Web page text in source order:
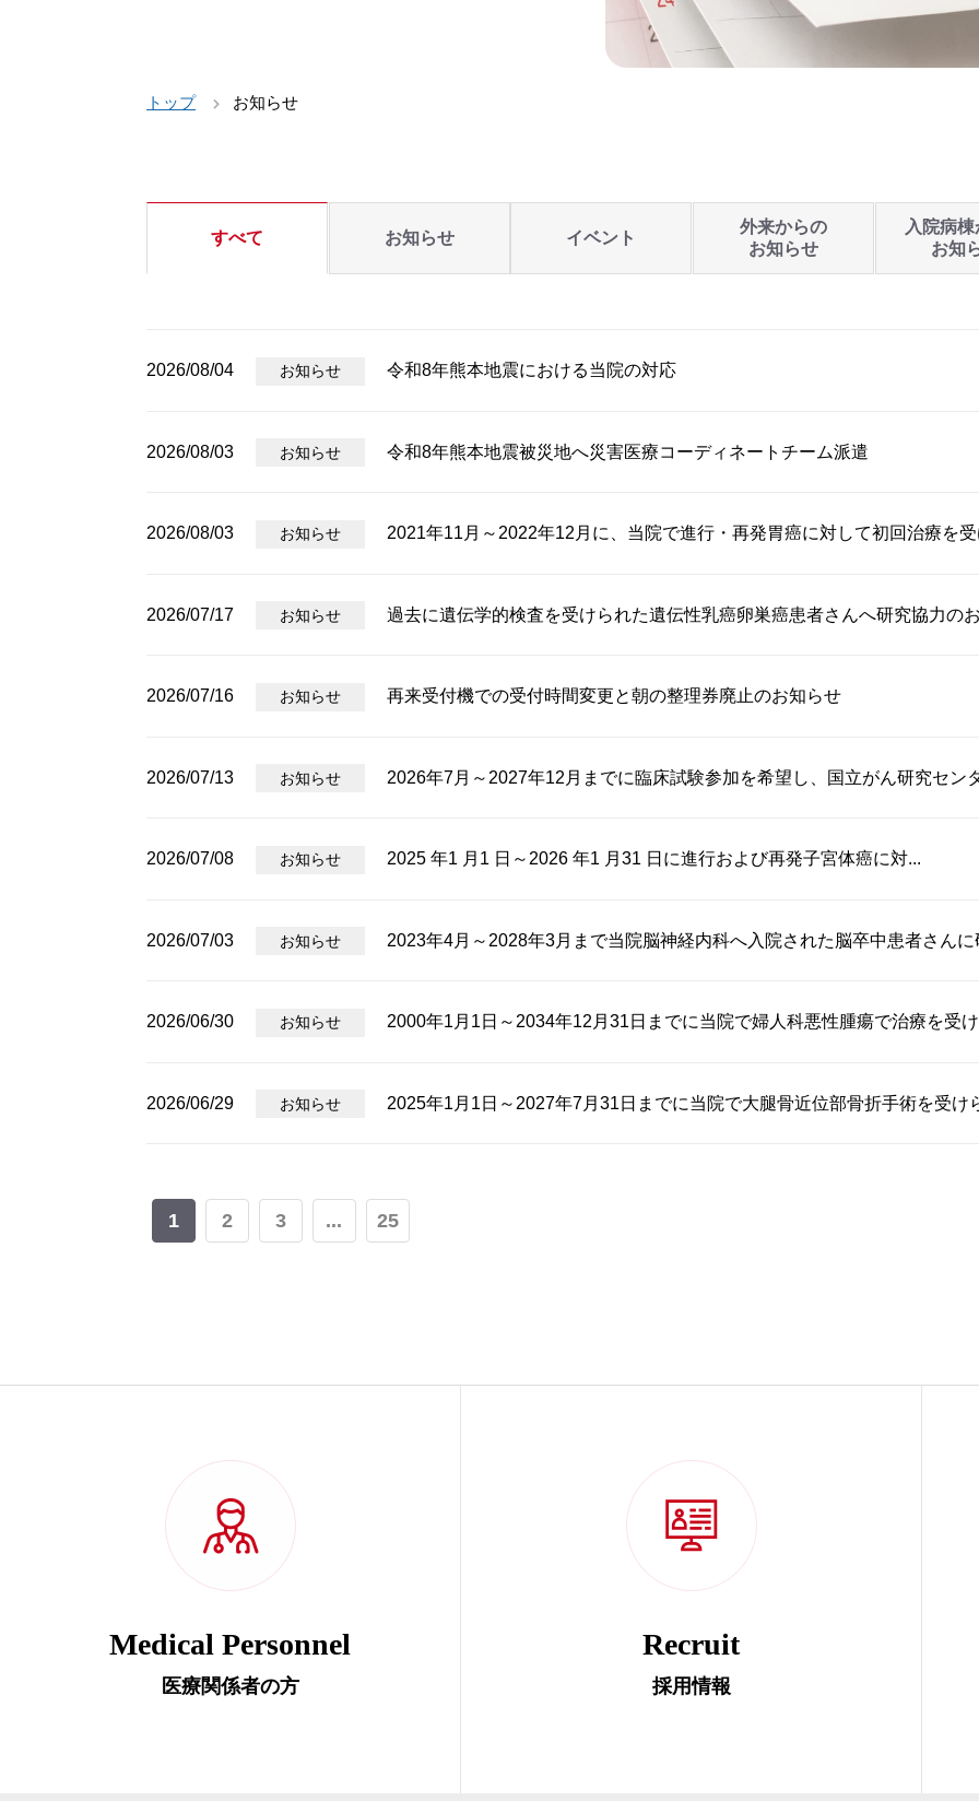
トップ お知らせ
すべて お知らせ イベント
外来からの
お知らせ
入院病
お知
2026/08/04 お知らせ 令和8年熊本地震における当院の対応
2026/08/03 お知らせ 令和8年熊本地震被災地へ災害医療コーディネートチーム派遣
2026/08/03 お知らせ 2021年11月～2022年12月に、当院で進行・再発胃癌に対して初回治療を受
2026/07/17 お知らせ 過去に遺伝学的検査を受けられた遺伝性乳癌卵巣癌患者さんへ研究協力の
2026/07/16 お知らせ 再来受付機での受付時間変更と朝の整理券廃止のお知らせ
2026/07/13 お知らせ 2026年7月～2027年12月までに臨床試験参加を希望し、国立がん研究セン
2026/07/08 お知らせ 2025 年1 月1 日～2026 年1 月31 日に進行および再発子宮体癌に対...
2026/07/03 お知らせ 2023年4月～2028年3月まで当院脳神経内科へ入院された脳卒中患者さんに
2026/06/30 お知らせ 2000年1月1日～2034年12月31日までに当院で婦人科悪性腫瘍で治療を受
2026/06/29 お知らせ 2025年1月1日～2027年7月31日までに当院で大腿骨近位部骨折手術を受け
1 2 3 ... 25
Medical Personnel
医療関係者の方
Recruit
採用情報